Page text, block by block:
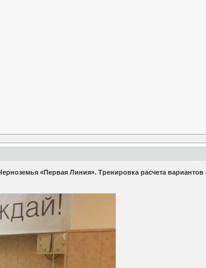
«Первая Линия». Тренировка расчета